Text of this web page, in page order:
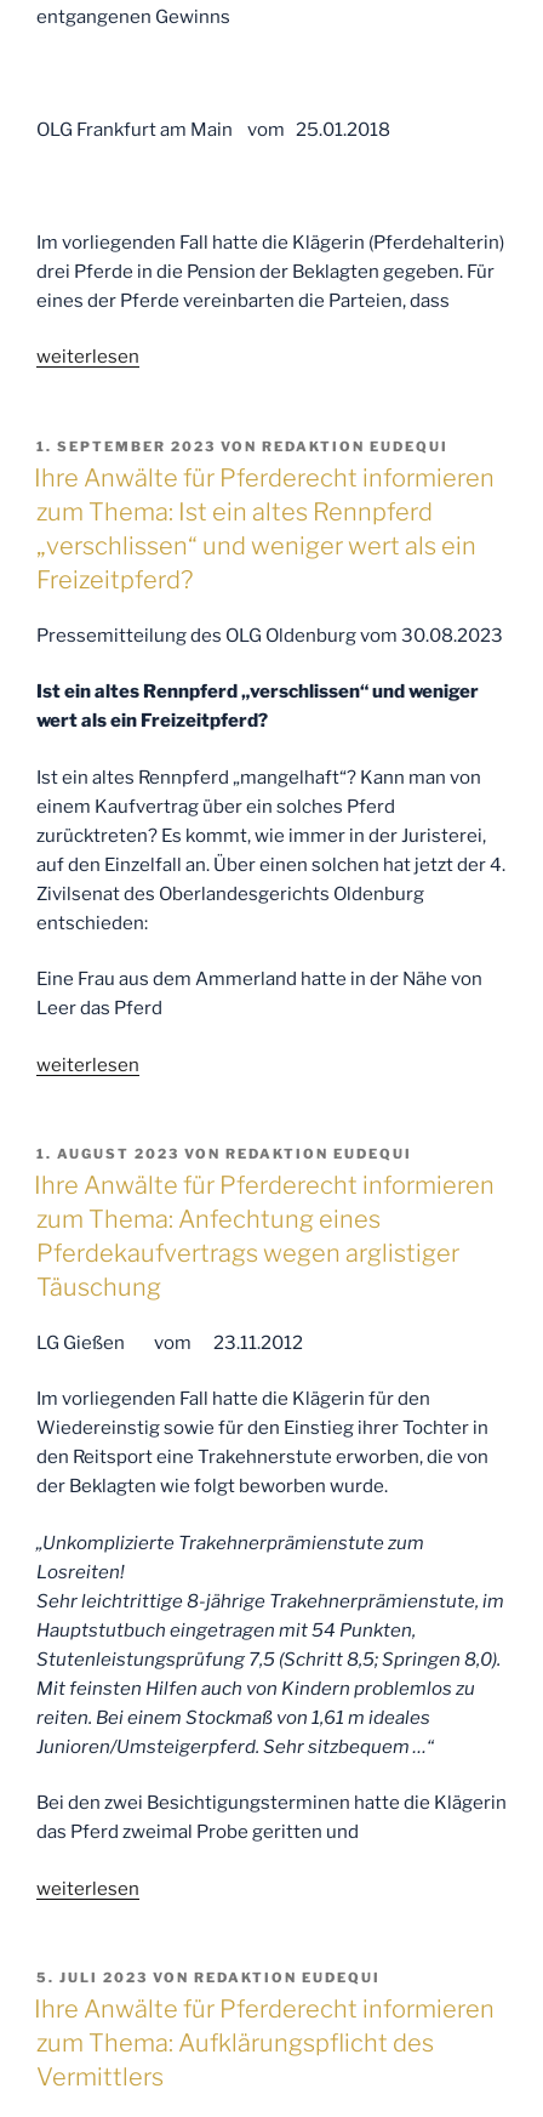
entgangenen Gewinns
OLG Frankfurt am Main vom 25.01.2018
Im vorliegenden Fall hatte die Klägerin (Pferdehalterin)
drei Pferde in die Pension der Beklagten gegeben. Für
eines der Pferde vereinbarten die Parteien, dass
„Ihre
Pferderecht
informieren
1.
Haftung
verneintem
2.
Voraussetzung
Geltendmachung
weiterlesen
VERÖFFENTLICHT
AM
1. SEPTEMBER 2023 VON REDAKTION EUDEQUI
Ihre Anwälte für Pferderecht informieren
zum Thema: Ist ein altes Rennpferd
„verschlissen“ und weniger wert als ein
Freizeitpferd?
Pressemitteilung des OLG Oldenburg vom 30.08.2023
Ist ein altes Rennpferd „verschlissen“ und weniger
wert als ein Freizeitpferd?
Ist ein altes Rennpferd „mangelhaft“? Kann man von
einem Kaufvertrag über ein solches Pferd
zurücktreten? Es kommt, wie immer in der Juristerei,
auf den Einzelfall an. Über einen solchen hat jetzt der 4.
Zivilsenat des Oberlandesgerichts Oldenburg
entschieden:
Eine Frau aus dem Ammerland hatte in der Nähe von
Leer das Pferd
„Ihre
Pferderecht
informieren
Ist
ein
Rennpferd
weniger
wert
als
Freizeitpferd?“
weiterlesen
VERÖFFENTLICHT
AM
1. AUGUST 2023 VON REDAKTION EUDEQUI
Ihre Anwälte für Pferderecht informieren
zum Thema: Anfechtung eines
Pferdekaufvertrags wegen arglistiger
Täuschung
LG Gießen vom 23.11.2012
Im vorliegenden Fall hatte die Klägerin für den
Wiedereinstig sowie für den Einstieg ihrer Tochter in
den Reitsport eine Trakehnerstute erworben, die von
der Beklagten wie folgt beworben wurde.
„Unkomplizierte Trakehnerprämienstute zum
Losreiten!
Sehr leichtrittige 8-jährige Trakehnerprämienstute, im
Hauptstutbuch eingetragen mit 54 Punkten,
Stutenleistungsprüfung 7,5 (Schritt 8,5; Springen 8,0).
Mit feinsten Hilfen auch von Kindern problemlos zu
reiten. Bei einem Stockmaß von 1,61 m ideales
Junioren/Umsteigerpferd. Sehr sitzbequem …“
Bei den zwei Besichtigungsterminen hatte die Klägerin
das Pferd zweimal Probe geritten und
„Ihre
Pferderecht
informieren
zum
Thema:
Anfechtung
weiterlesen
VERÖFFENTLICHT
AM
5. JULI 2023 VON REDAKTION EUDEQUI
Ihre Anwälte für Pferderecht informieren
zum Thema: Aufklärungspflicht des
Vermittlers